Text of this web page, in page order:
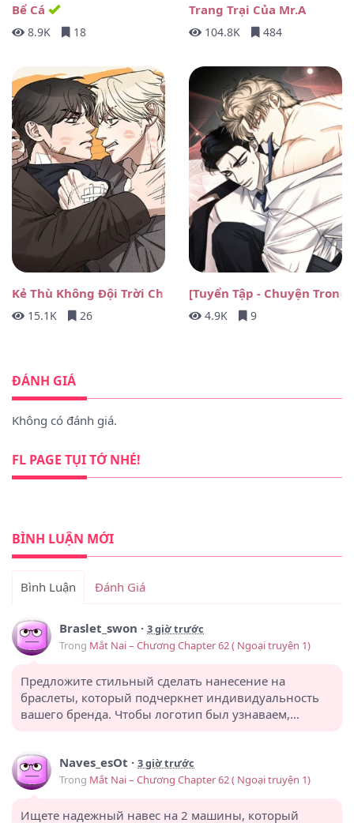
Bể Cá
8.9K 18
Trang Trại Của Mr.A
104.8K 484
Kẻ Thù Không Đội Trời Chung
15.1K 26
[Tuyển Tập - Chuyện
4.9K 9
ĐÁNH GIÁ
Không có đánh giá.
FL PAGE TỤI TỚ NHÉ!
BÌNH LUẬN MỚI
Bình Luận Đánh Giá
Braslet_swon · 3 giờ trước
Trong Mắt Nai – Chương Chapter 62 ( Ngoại truyện 1)
Предложите стильный сделать нанесение на
браслеты, который подчеркнет индивидуальность
вашего бренда. Чтобы логотип был узнаваем,...
Naves_esOt · 3 giờ trước
Trong Mắt Nai – Chương Chapter 62 ( Ngoại truyện 1)
Ищете надежный навес на 2 машины, который